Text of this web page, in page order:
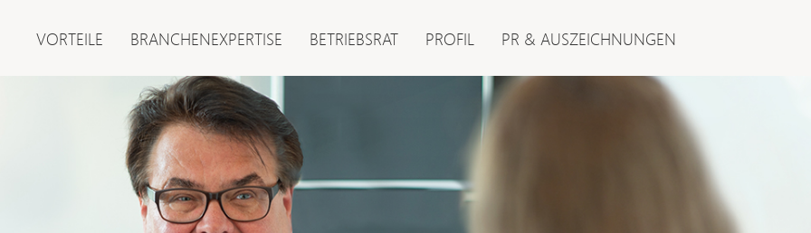
VORTEILE BRANCHENEXPERTISE BETRIEBSRAT PROFIL PR & AUSZEICHNUNGEN